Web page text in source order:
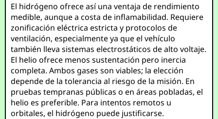
El hidrógeno ofrece así una ventaja de rendimiento
medible, aunque a costa de inflamabilidad. Requiere
zonificación eléctrica estricta y protocolos de
ventilación, especialmente ya que el vehículo
también lleva sistemas electrostáticos de alto voltaje.
El helio ofrece menos sustentación pero inercia
completa. Ambos gases son viables; la elección
depende de la tolerancia al riesgo de la misión. En
pruebas tempranas públicas o en áreas pobladas, el
helio es preferible. Para intentos remotos u
orbitales, el hidrógeno puede justificarse.